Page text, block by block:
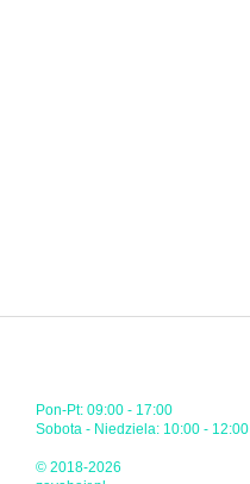
Pon-Pt: 09:00 - 17:00
Sobota - Niedziela: 10:00 - 12:00
© 2018-2026